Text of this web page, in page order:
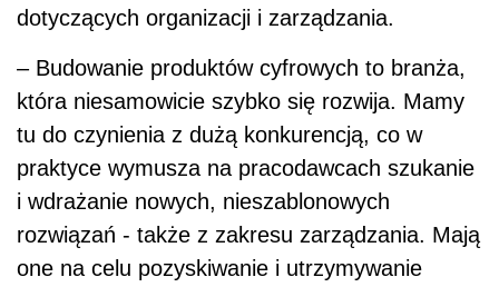
dotyczących organizacji i zarządzania.
– Budowanie produktów cyfrowych to branża,
która niesamowicie szybko się rozwija. Mamy
tu do czynienia z dużą konkurencją, co w
praktyce wymusza na pracodawcach szukanie
i wdrażanie nowych, nieszablonowych
rozwiązań - także z zakresu zarządzania. Mają
one na celu pozyskiwanie i utrzymywanie